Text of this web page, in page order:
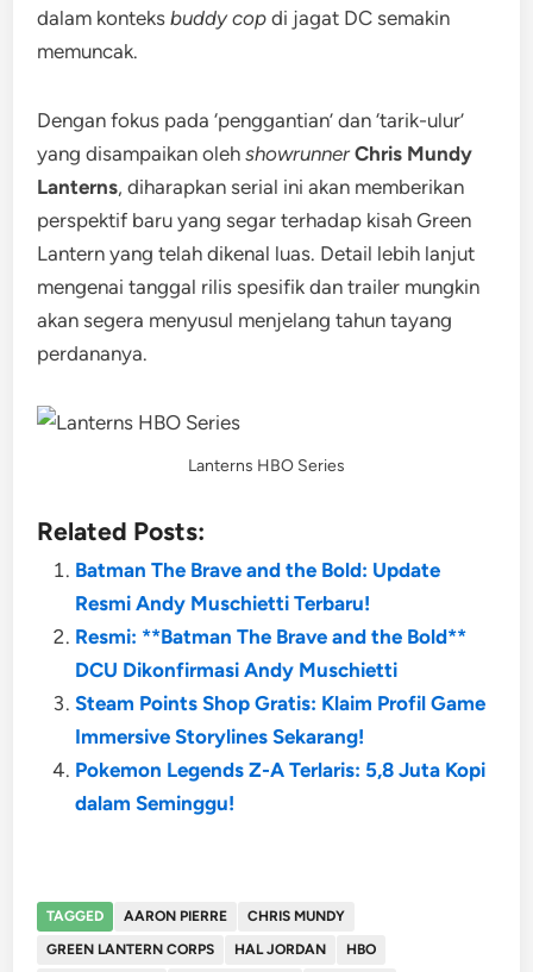
dalam konteksbuddy cop di jagat DC semakin
memuncak.
Dengan fokus pada ‘penggantian’ dan ‘tarik-ulur’
yang disampaikan olehshowrunner Chris Mundy
Lanterns, diharapkan serial ini akan memberikan
perspektif baru yang segar terhadap kisah Green
Lantern yang telah dikenal luas. Detail lebih lanjut
mengenai tanggal rilis spesifik dan trailer mungkin
akan segera menyusul menjelang tahun tayang
perdananya.
Lanterns HBO Series
Related Posts:
Batman The Brave and the Bold: Update
Resmi Andy Muschietti Terbaru!
Resmi: **Batman The Brave and the Bold**
DCU Dikonfirmasi Andy Muschietti
Steam Points Shop Gratis: Klaim Profil Game
Immersive Storylines Sekarang!
Pokemon Legends Z-A Terlaris: 5,8 Juta Kopi
dalam Seminggu!
TAGGED AARON PIERRE
CHRIS MUNDY
GREEN LANTERN CORPS
HAL JORDAN
HBO